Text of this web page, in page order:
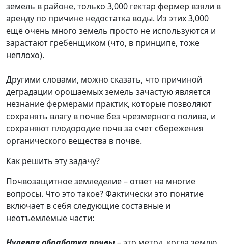
земель в районе, только 3,000 гектар фермер взяли в
аренду по причине недостатка воды. Из этих 3,000
ещё очень много земель просто не используются и
зарастают гребенщиком (что, в принципе, тоже
неплохо).
Другими словами, можно сказать, что причиной
деградации орошаемых земель зачастую является
незнание фермерами практик, которые позволяют
сохранять влагу в почве без чрезмерного полива, и
сохраняют плодородие почв за счет сбережения
органического вещества в почве.
Как решить эту задачу?
Почвозащитное земледелие – ответ на многие
вопросы. Что это такое? Фактически это понятие
включает в себя следующие составные и
неотъемлемые части: